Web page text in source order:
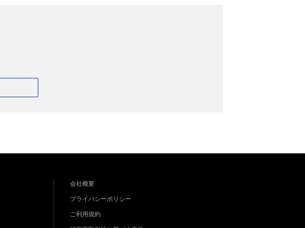
会社概要
プライバシーポリシー
ご利用規約